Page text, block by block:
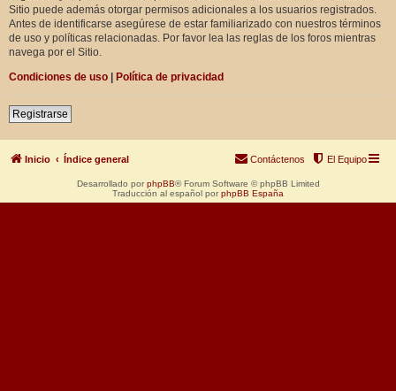
Sitio puede además otorgar permisos adicionales a los usuarios registrados.
Antes de identificarse asegúrese de estar familiarizado con nuestros términos
de uso y políticas relacionadas. Por favor lea las reglas de los foros mientras
navega por el Sitio.
Condiciones de uso | Política de privacidad
Registrarse
Inicio Índice general El Equipo
Contáctenos
Desarrollado por phpBB® Forum Software © phpBB Limited
Traducción al español por phpBB España